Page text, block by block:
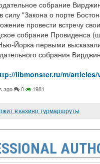
собрание
силу "Закона о порте
провести встречу
собрание Провиденса
Йорка первыми
собрания
libmonster.ru/m/
ago 0 1981
в казино турмаршруты